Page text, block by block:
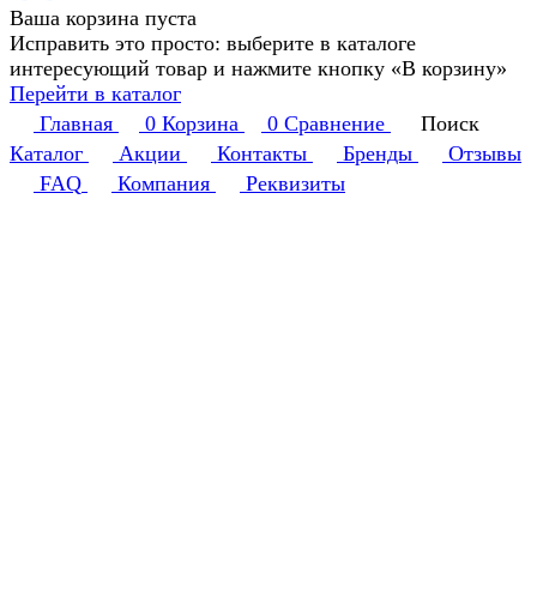
Ваша корзина пуста
Исправить это просто: выберите в каталоге
интересующий товар и нажмите кнопку «В корзину»
Перейти в каталог
Главная
0 Корзина 0 Сравнение
Поиск
Каталог
Акции Контакты Бренды
Отзывы
FAQ
Компания Реквизиты